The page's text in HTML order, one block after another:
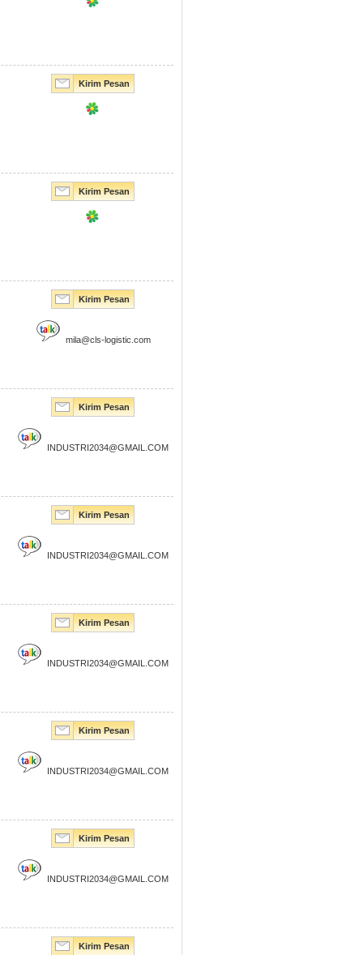
Kirim Pesan
Kirim Pesan
Kirim Pesan
mila@cls-logistic.com
Kirim Pesan
INDUSTRI2034@GMAIL.COM
Kirim Pesan
INDUSTRI2034@GMAIL.COM
Kirim Pesan
INDUSTRI2034@GMAIL.COM
Kirim Pesan
INDUSTRI2034@GMAIL.COM
Kirim Pesan
INDUSTRI2034@GMAIL.COM
Kirim Pesan